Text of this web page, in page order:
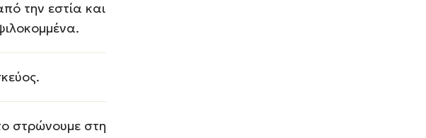
την εστία και
στρώνουμε στη